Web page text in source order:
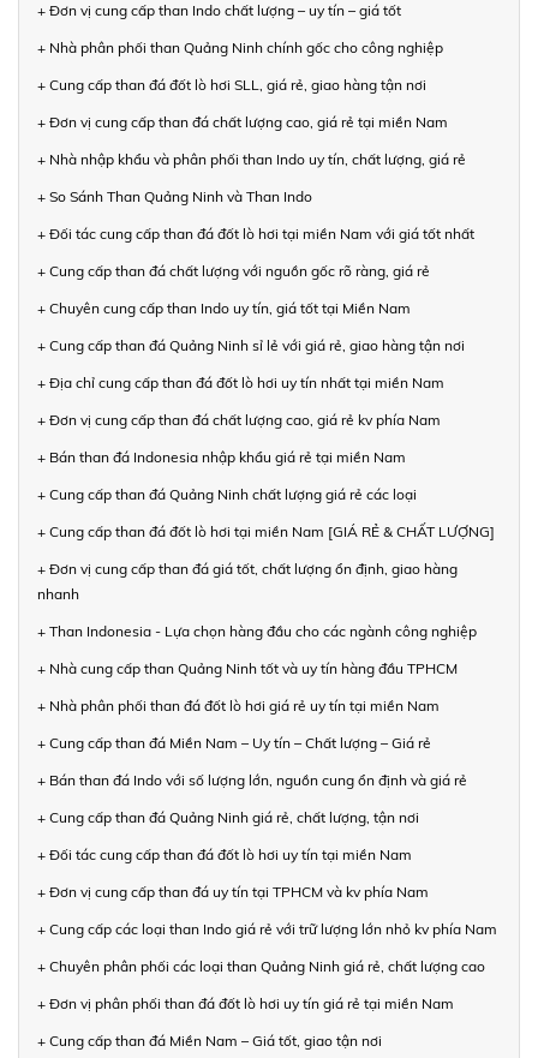
+ Đơn vị cung cấp than Indo chất lượng – uy tín – giá tốt
+ Nhà phân phối than Quảng Ninh chính gốc cho công nghiệp
+ Cung cấp than đá đốt lò hơi SLL, giá rẻ, giao hàng tận nơi
+ Đơn vị cung cấp than đá chất lượng cao, giá rẻ tại miền Nam
+ Nhà nhập khẩu và phân phối than Indo uy tín, chất lượng, giá rẻ
+ So Sánh Than Quảng Ninh và Than Indo
+ Đối tác cung cấp than đá đốt lò hơi tại miền Nam với giá tốt nhất
+ Cung cấp than đá chất lượng với nguồn gốc rõ ràng, giá rẻ
+ Chuyên cung cấp than Indo uy tín, giá tốt tại Miền Nam
+ Cung cấp than đá Quảng Ninh sỉ lẻ với giá rẻ, giao hàng tận nơi
+ Địa chỉ cung cấp than đá đốt lò hơi uy tín nhất tại miền Nam
+ Đơn vị cung cấp than đá chất lượng cao, giá rẻ kv phía Nam
+ Bán than đá Indonesia nhập khẩu giá rẻ tại miền Nam
+ Cung cấp than đá Quảng Ninh chất lượng giá rẻ các loại
+ Cung cấp than đá đốt lò hơi tại miền Nam [GIÁ RẺ & CHẤT LƯỢNG]
+ Đơn vị cung cấp than đá giá tốt, chất lượng ổn định, giao hàng
nhanh
+ Than Indonesia - Lựa chọn hàng đầu cho các ngành công nghiệp
+ Nhà cung cấp than Quảng Ninh tốt và uy tín hàng đầu TPHCM
+ Nhà phân phối than đá đốt lò hơi giá rẻ uy tín tại miền Nam
+ Cung cấp than đá Miền Nam – Uy tín – Chất lượng – Giá rẻ
+ Bán than đá Indo với số lượng lớn, nguồn cung ổn định và giá rẻ
+ Cung cấp than đá Quảng Ninh giá rẻ, chất lượng, tận nơi
+ Đối tác cung cấp than đá đốt lò hơi uy tín tại miền Nam
+ Đơn vị cung cấp than đá uy tín tại TPHCM và kv phía Nam
+ Cung cấp các loại than Indo giá rẻ với trữ lượng lớn nhỏ kv phía Nam
+ Chuyên phân phối các loại than Quảng Ninh giá rẻ, chất lượng cao
+ Đơn vị phân phối than đá đốt lò hơi uy tín giá rẻ tại miền Nam
+ Cung cấp than đá Miền Nam – Giá tốt, giao tận nơi